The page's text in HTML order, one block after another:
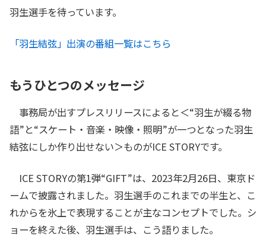
羽生選手を待っています。
「羽生結弦」出演の番組一覧はこちら
もうひとつのメッセージ
事務局が出すプレスリリースによると＜“羽生が綴る物
語”と“スケート・音楽・映像・照明”が一つとなった羽生
結弦にしか作り出せない＞ものがICE STORYです。
ICE STORYの第1弾“GIFT”は、2023年2月26日、東京ド
ームで披露されました。羽生選手のこれまでの半生と、こ
れからを氷上で表現することが主なコンセプトでした。シ
ョーを終えた後、羽生選手は、こう語りました。